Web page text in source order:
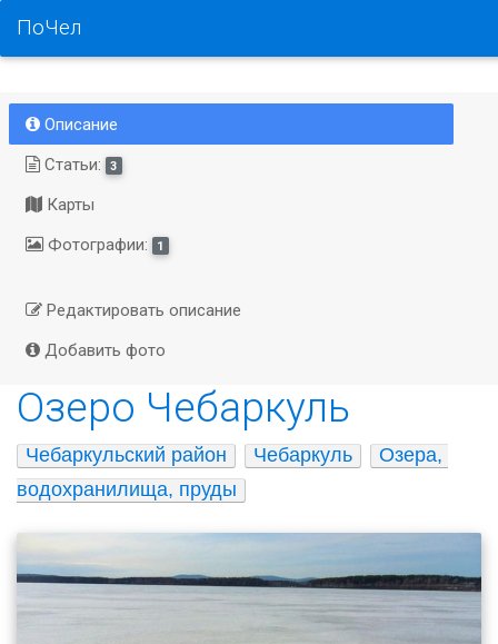
ПоЧел
Описание
Статьи:
3
Карты
Фотографии:
1
Редактировать описание
Добавить фото
Озеро Чебаркуль
Чебаркульский район Чебаркуль
Озера,
водохранилища, пруды